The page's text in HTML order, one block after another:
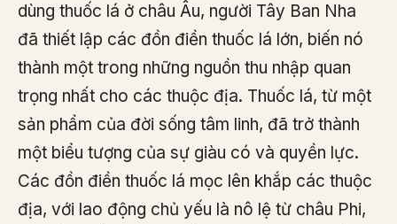
dùng thuốc lá ở châu Âu, người Tây Ban Nha
đã thiết lập các đồn điền thuốc lá lớn, biến nó
thành một trong những nguồn thu nhập quan
trọng nhất cho các thuộc địa. Thuốc lá, từ một
sản phẩm của đời sống tâm linh, đã trở thành
một biểu tượng của sự giàu có và quyền lực.
Các đồn điền thuốc lá mọc lên khắp các thuộc
địa, với lao động chủ yếu là nô lệ từ châu Phi,